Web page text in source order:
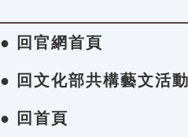
● 回官網首頁
● 回文化部共構藝文活
● 回首頁